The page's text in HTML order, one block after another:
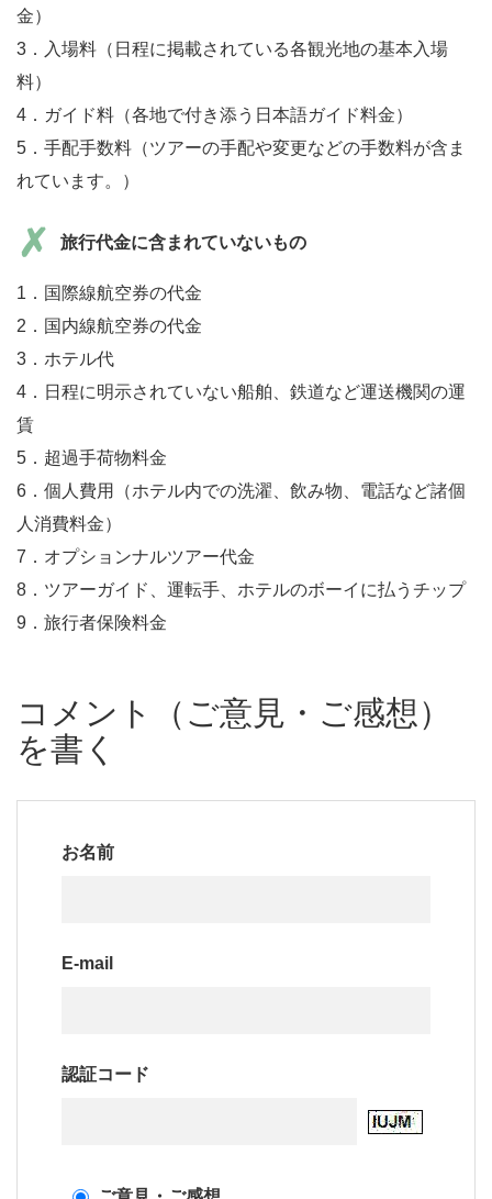
金）
3．入場料（日程に掲載されている各観光地の基本入場
料）
4．ガイド料（各地で付き添う日本語ガイド料金）
5．手配手数料（ツアーの手配や変更などの手数料が含ま
れています。）
旅行代金に含まれていないもの
1．国際線航空券の代金
2．国内線航空券の代金
3．ホテル代
4．日程に明示されていない船舶、鉄道など運送機関の運
賃
5．超過手荷物料金
6．個人費用（ホテル内での洗濯、飲み物、電話など諸個
人消費料金）
7．オプションナルツアー代金
8．ツアーガイド、運転手、ホテルのボーイに払うチップ
9．旅行者保険料金
コメント（ご意見・ご感想）
を書く
お名前
E-mail
認証コード